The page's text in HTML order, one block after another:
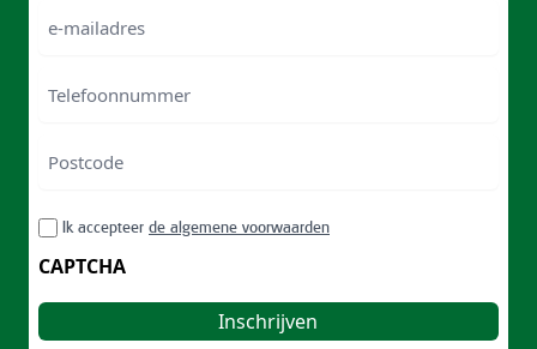
mailadres
/
Postal
RGPDIk accepteer de algemene voorwaarden
CAPTCHA